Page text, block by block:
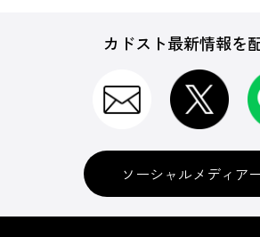
カドスト最新情報を
ソーシャルメディア